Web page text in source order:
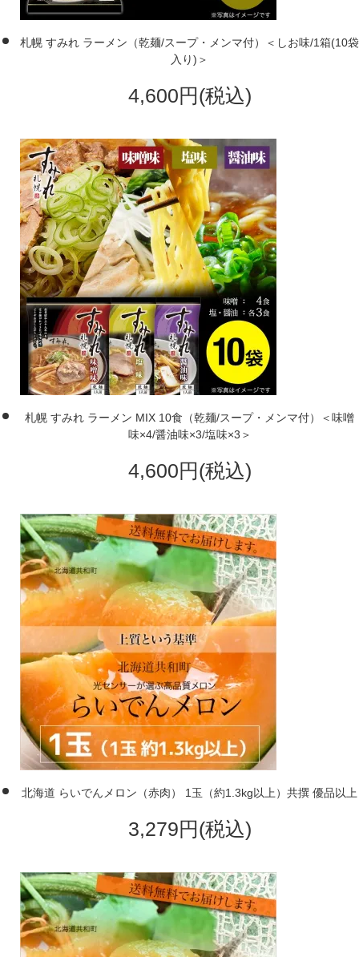
札幌 すみれ ラーメン（乾麺/スープ・メンマ付）＜しお味/1箱(10袋
入り)＞
4,600円(税込)
札幌 すみれ ラーメン MIX 10食（乾麺/スープ・メンマ付）＜味噌
味×4/醤油味×3/塩味×3＞
4,600円(税込)
北海道 らいでんメロン（赤肉） 1玉（約1.3kg以上）共撰 優品以上
3,279円(税込)